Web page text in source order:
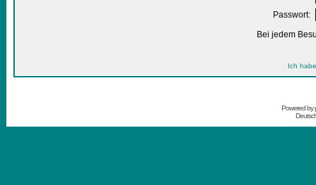
Passwort:
Bei jedem
Ich
Powered by